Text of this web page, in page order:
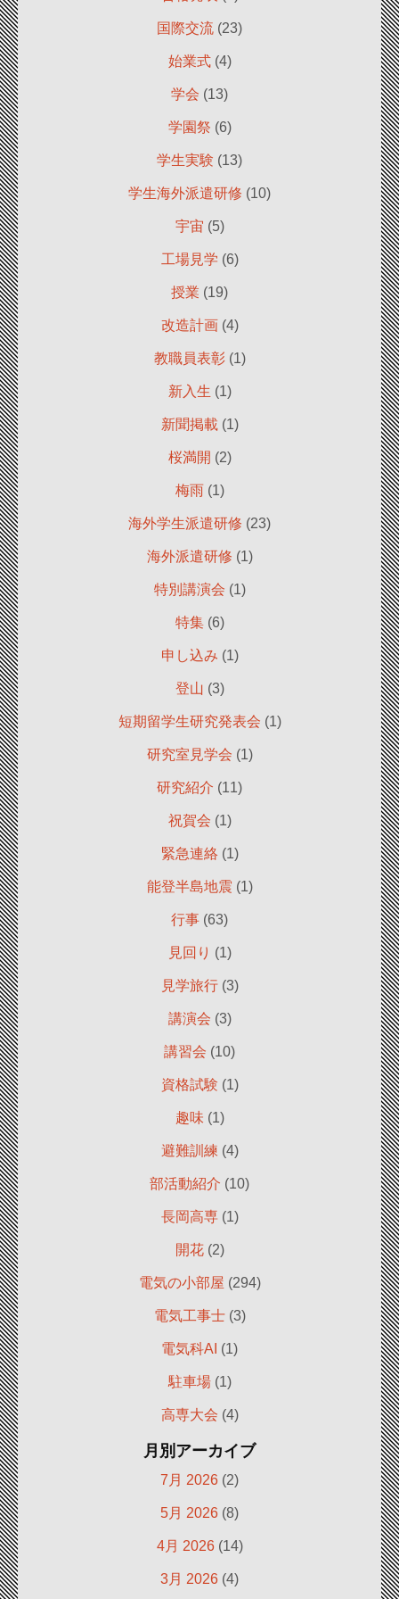
国際交流 (23)
始業式(4)
学会 (13)
学園祭 (6)
学生実験 (13)
学生海外派遣研修 (10)
宇宙 (5)
工場見学 (6)
授業 (19)
改造計画(4)
教職員表彰(1)
新入生 (1)
新聞掲載 (1)
桜満開 (2)
梅雨(1)
海外学生派遣研修 (23)
海外派遣研修 (1)
特別講演会 (1)
特集(6)
申し込み (1)
登山 (3)
短期留学生研究発表会 (1)
研究室見学会 (1)
研究紹介 (11)
祝賀会 (1)
緊急連絡 (1)
能登半島地震 (1)
行事 (63)
見回り (1)
見学旅行(3)
講演会 (3)
講習会 (10)
資格試験 (1)
趣味 (1)
避難訓練 (4)
部活動紹介 (10)
長岡高専(1)
開花(2)
電気の小部屋 (294)
電気工事士(3)
電気科AI (1)
駐車場(1)
高専大会 (4)
月別アーカイブ
7月 2026 (2)
5月 2026 (8)
4月 2026(14)
3月 2026 (4)